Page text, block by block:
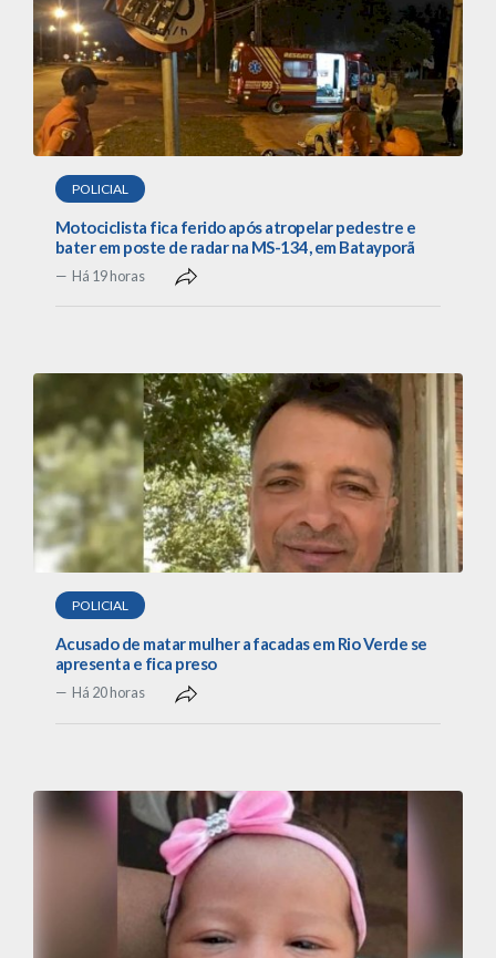
POLICIAL
Motociclista fica ferido após atropelar pedestre e
bater em poste de radar na MS-134, em Batayporã
Há 19 horas
POLICIAL
Acusado de matar mulher a facadas em Rio Verde se
apresenta e fica preso
Há 20 horas